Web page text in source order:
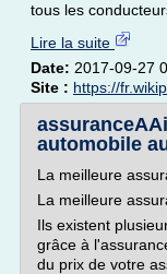
tous les
Lire la suite
Date: 2017-09-27
Site : https://
automobile
La meilleure
La meilleure
Ils existent
grâce à
du prix de votre